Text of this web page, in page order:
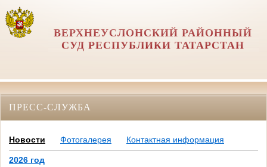
ВЕРХНЕУСЛОНСКИЙ РАЙОННЫЙ
СУД РЕСПУБЛИКИ ТАТАРСТАН
ПРЕСС-СЛУЖБА
Новости Фотогалерея Контактная информация
2026 год